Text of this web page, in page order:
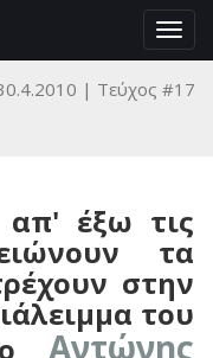
Τεύχος #17
απ' έξω τις
τα
στην
του
Αντώνης